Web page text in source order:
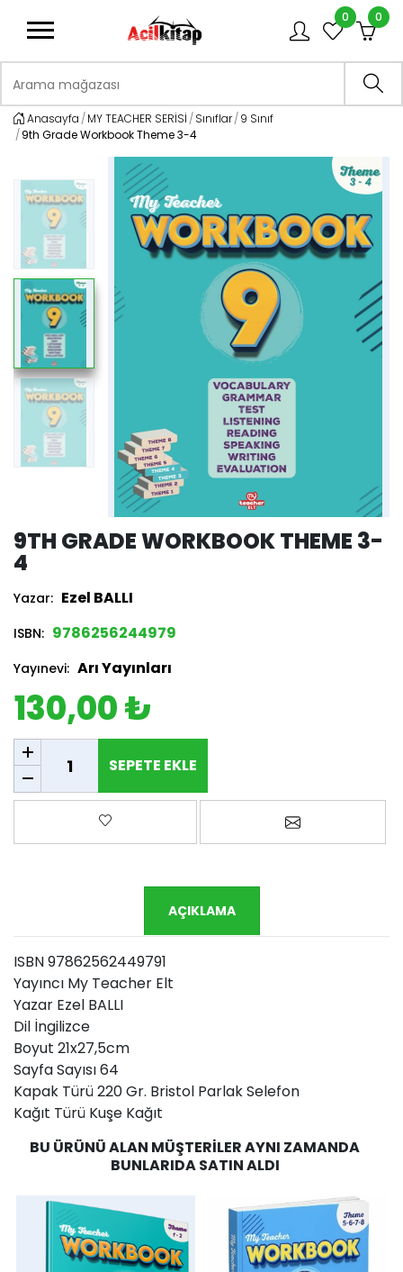
0 0
Anasayfa MY TEACHER SERİSİ Sınıflar 9 Sınıf
9th Grade Workbook Theme 3-4
9TH GRADE WORKBOOK THEME 3-
4
Yazar: Ezel BALLI
ISBN: 9786256244979
Yayınevi: Arı Yayınları
130,00 ₺
SEPETE EKLE
SEPETE EKLE
Favorilere ekle Arkadaşına
AÇIKLAMA
ISBN 97862562449791
Yayıncı My Teacher Elt
Yazar Ezel BALLI
Dil İngilizce
Boyut 21x27,5cm
Sayfa Sayısı 64
Kapak Türü 220 Gr. Bristol Parlak Selefon
Kağıt Türü Kuşe Kağıt
BU ÜRÜNÜ ALAN MÜŞTERILER AYNI ZAMANDA
BUNLARIDA SATIN ALDI